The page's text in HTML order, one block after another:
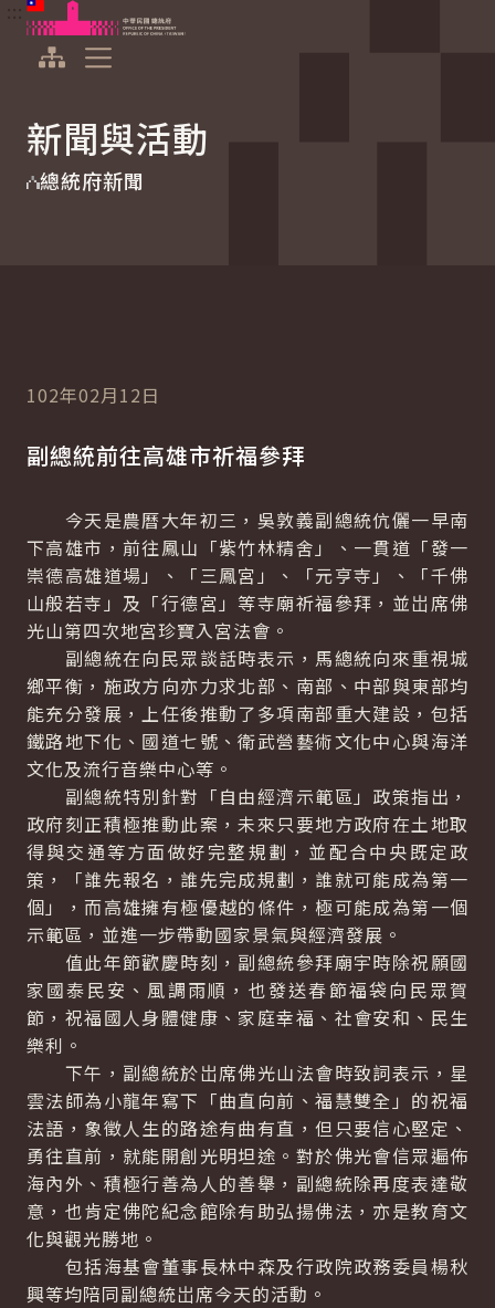
跳到主要內容
中華民國總統府
新聞與活動
總統府新聞
102年02月12日
副總統前往高雄市祈福參拜
今天是農曆大年初三，吳敦義副總統伉儷一早南
下高雄市，前往鳳山「紫竹林精舍」、一貫道「發一
崇德高雄道場」、「三鳳宮」、「元亨寺」、「千佛
山般若寺」及「行德宮」等寺廟祈福參拜，並岀席佛
光山第四次地宮珍寶入宮法會。
副總統在向民眾談話時表示，馬總統向來重視城
鄉平衡，施政方向亦力求北部、南部、中部與東部均
能充分發展，上任後推動了多項南部重大建設，包括
鐵路地下化、國道七號、衛武營藝術文化中心與海洋
文化及流行音樂中心等。
副總統特別針對「自由經濟示範區」政策指出，
政府刻正積極推動此案，未來只要地方政府在土地取
得與交通等方面做好完整規劃，並配合中央既定政
策，「誰先報名，誰先完成規劃，誰就可能成為第一
個」，而高雄擁有極優越的條件，極可能成為第一個
示範區，並進一步帶動國家景氣與經濟發展。
值此年節歡慶時刻，副總統參拜廟宇時除祝願國
家國泰民安、風調雨順，也發送春節福袋向民眾賀
節，祝福國人身體健康、家庭幸福、社會安和、民生
樂利。
下午，副總統於岀席佛光山法會時致詞表示，星
雲法師為小龍年寫下「曲直向前、福慧雙全」的祝福
法語，象徵人生的路途有曲有直，但只要信心堅定、
勇往直前，就能開創光明坦途。對於佛光會信眾遍佈
海內外、積極行善為人的善舉，副總統除再度表達敬
意，也肯定佛陀紀念館除有助弘揚佛法，亦是教育文
化與觀光勝地。
包括海基會董事長林中森及行政院政務委員楊秋
興等均陪同副總統岀席今天的活動。